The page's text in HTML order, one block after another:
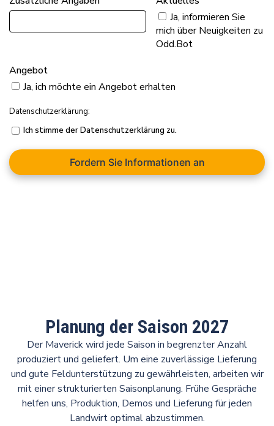
Ja, informieren Sie
mich über Neuigkeiten zu
Odd.Bot
Angebot
Ja, ich möchte ein Angebot erhalten
Datenschutzerklärung:
Ich stimme der Datenschutzerklärung zu.
Fordern Sie Informationen an
Planung der Saison 2027
Der Maverick wird jede Saison in begrenzter Anzahl
produziert und geliefert. Um eine zuverlässige Lieferung
und gute Feldunterstützung zu gewährleisten, arbeiten wir
mit einer strukturierten Saisonplanung. Frühe Gespräche
helfen uns, Produktion, Demos und Lieferung für jeden
Landwirt optimal abzustimmen.